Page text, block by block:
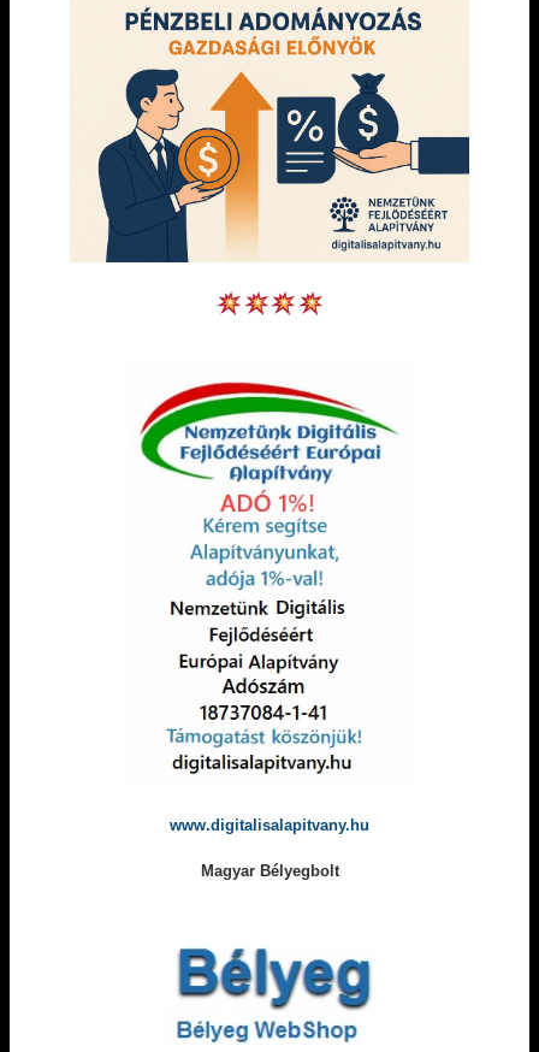
www.digitalisalapitvany.hu
Magyar Bélyegbolt